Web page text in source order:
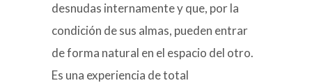
desnudas internamente y que, por la
condición de sus almas, pueden entrar
de forma natural en el espacio del otro.
Es una experiencia de total